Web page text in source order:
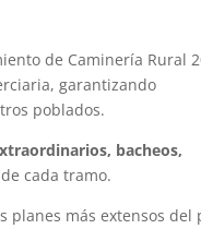
de Caminería Rural
garantizando
poblados.
bacheos,
cada tramo.
planes más extensos del